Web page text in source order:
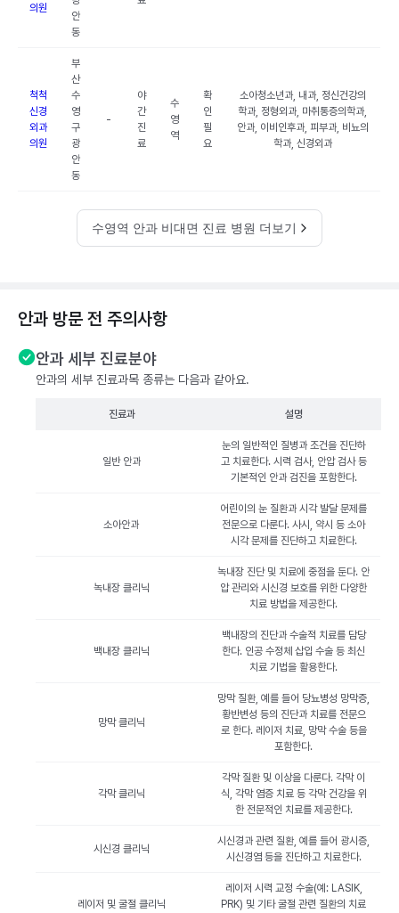
의원
안
동
척척
신경
외과
의원
부
산
수
영
구
광
안
동
-
야
간
진
료
수
영
역
확
인
필
요
소아청소년과, 내과, 정신건강의
학과, 정형외과, 마취통증의학과,
안과, 이비인후과, 피부과, 비뇨의
학과, 신경외과
수영역 안과 비대면 진료 병원 더보기
안과 방문 전 주의사항
안과 세부 진료분야
안과의 세부 진료과목 종류는 다음과 같아요.
진료과 설명
일반 안과
눈의 일반적인 질병과 조건을 진단하
고 치료한다. 시력 검사, 안압 검사 등
기본적인 안과 검진을 포함한다.
소아안과
어린이의 눈 질환과 시각 발달 문제를
전문으로 다룬다. 사시, 약시 등 소아
시각 문제를 진단하고 치료한다.
녹내장 클리닉
녹내장 진단 및 치료에 중점을 둔다. 안
압 관리와 시신경 보호를 위한 다양한
치료 방법을 제공한다.
백내장 클리닉
백내장의 진단과 수술적 치료를 담당
한다. 인공 수정체 삽입 수술 등 최신
치료 기법을 활용한다.
망막 클리닉
망막 질환, 예를 들어 당뇨병성 망막증,
황반변성 등의 진단과 치료를 전문으
로 한다. 레이저 치료, 망막 수술 등을
포함한다.
각막 클리닉
각막 질환 및 이상을 다룬다. 각막 이
식, 각막 염증 치료 등 각막 건강을 위
한 전문적인 치료를 제공한다.
시신경 클리닉
시신경과 관련 질환, 예를 들어 광시증,
시신경염 등을 진단하고 치료한다.
레이저 및 굴절 클리닉
레이저 시력 교정 수술(예: LASIK,
PRK) 및 기타 굴절 관련 질환의 치료